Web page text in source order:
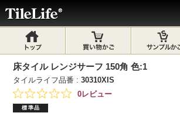
床タイル レンジサーフ 150角 色:1
タイルライフ品番 :30310XIS
0レビュー
標準品